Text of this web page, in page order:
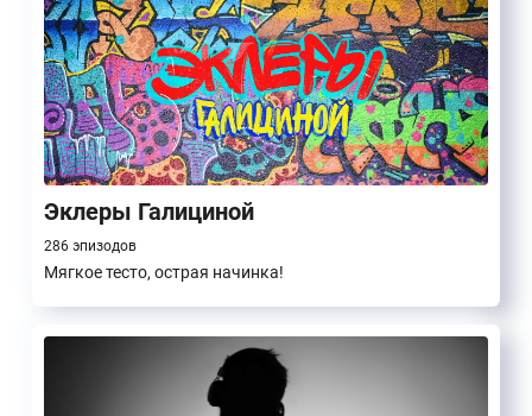
Здоровье Музыка Искусство
Книги Технологии Гастрономия
Образование За рубежом
Конкурс!!! Каннабис
Эклеры Галициной
286 эпизодов
Мягкое тесто, острая начинка!